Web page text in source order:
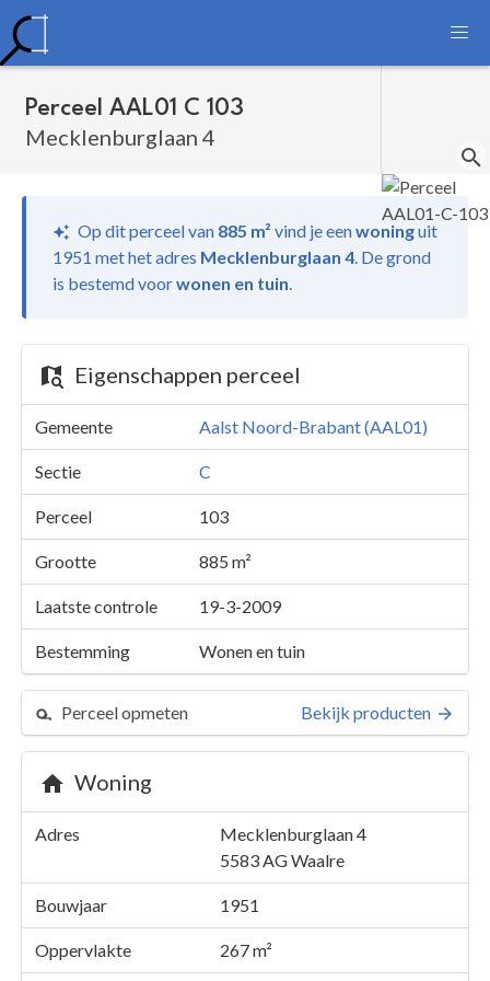
Perceel AAL01 C 103
Mecklenburglaan 4
Op dit perceel van 885 m² vind jeeenwoninguit
1951 met het adres Mecklenburglaan 4. De grond
is bestemd voorwonen en tuin.
Eigenschappen perceel
Gemeente Aalst Noord-Brabant (AAL01)
Sectie C
Perceel 103
Grootte 885 m²
Laatste controle 19-3-2009
Bestemming Wonen en tuin
Perceel opmeten Bekijk producten
Woning
Adres
Mecklenburglaan 4
5583 AGWaalre
Bouwjaar 1951
Oppervlakte 267 m²
Perceel 103
Kaarten en rapporten